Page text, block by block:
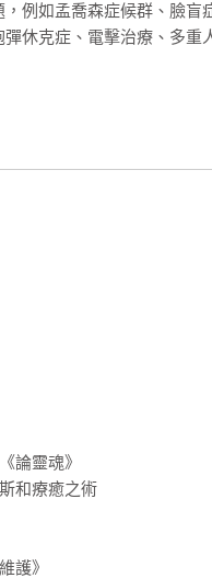
例如孟喬森症候群、臉盲
休克症、電擊治療、多
者？
精神病醫師最常開的藥？
。《心理之書》的目的是
暢遊歷史長河，從史前到
含一則簡短摘要和至少一
是心理學知識入門的最佳
論靈魂》
和療癒之術
護》